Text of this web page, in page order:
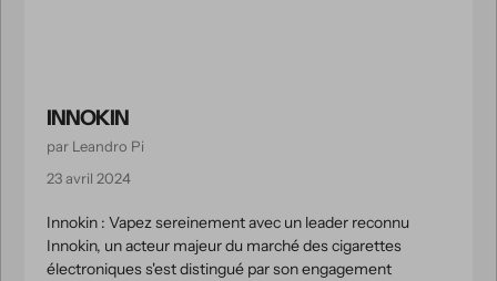
INNOKIN
par Leandro Pi
23 avril 2024
Innokin : Vapez sereinement avec un leader reconnu
Innokin, un acteur majeur du marché des cigarettes
électroniques s'est distingué par son engagement